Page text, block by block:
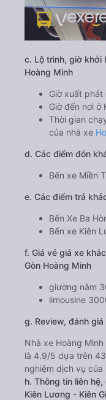
c. Lộ trình, giờ khởi
Hoàng Minh
Giờ xuất phát
Giờ đến nơi ở
Thời gian
của nhà xe
d. Các điểm đón
Bến xe Miền
e. Các điểm trả
Bến Xe Ba
Bến xe Kiên
f. Giá vé giá xe
Gòn Hoàng Minh
giường nằm
limousine
g. Review, đánh
Nhà xe Hoàng
là 4.9/5 dựa trên
nghiệm dịch vụ của
h. Thông tin liên
Kiên Lương - Kiên